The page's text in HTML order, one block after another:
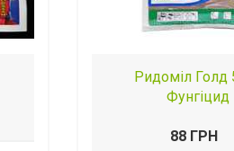
Ридоміл Голд
Фунгіцид
88 ГРН